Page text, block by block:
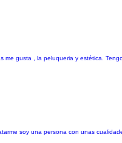
gusta , la peluqueria y estética.
soy una persona con unas